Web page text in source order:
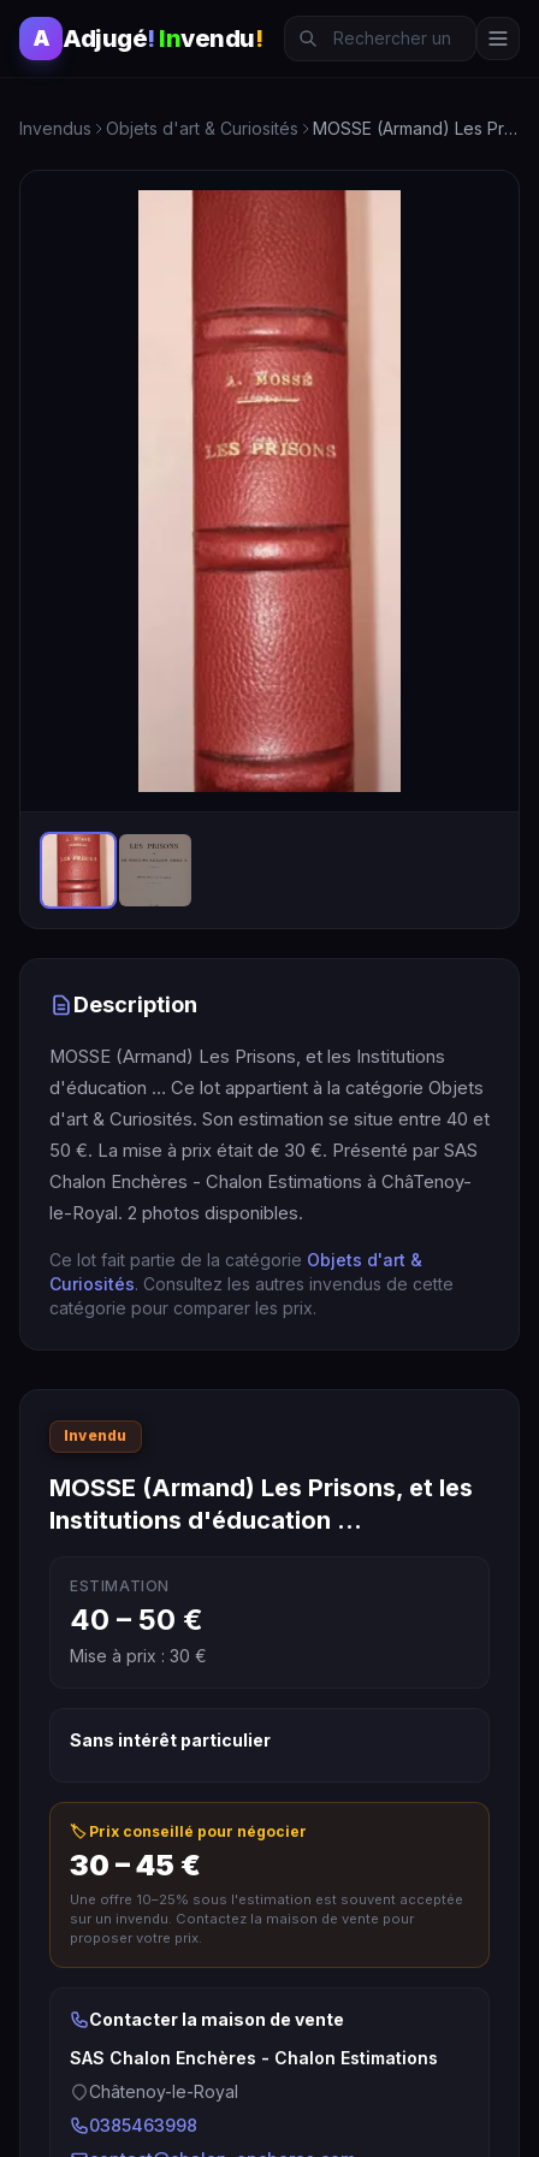
A Adjugé! Invendu!
Invendus Objets d'art & Curiosités MOSSE (Armand) Les Prisons, et les Institutions d'éducation …
Description
MOSSE (Armand) Les Prisons, et les Institutions
d'éducation … Ce lot appartient à la catégorie Objets
d'art & Curiosités. Son estimation se situe entre 40 et
50 €. La mise à prix était de 30 €. Présenté par SAS
Chalon Enchères - Chalon Estimations à ChâTenoy-
le-Royal. 2 photos disponibles.
Ce lot fait partie de la catégorie Objets d'art &
Curiosités. Consultez les autres invendus de cette
catégorie pour comparer les prix.
Invendu
MOSSE (Armand) Les Prisons, et les
Institutions d'éducation …
ESTIMATION
40 – 50 €
Mise à prix : 30 €
Sans intérêt particulier
🏷️ Prix conseillé pour négocier
30 – 45 €
Une offre 10–25% sous l'estimation est souvent acceptée
sur un invendu. Contactez la maison de vente pour
proposer votre prix.
Contacter la maison de vente
SAS Chalon Enchères - Chalon Estimations
Châtenoy-le-Royal
0385463998